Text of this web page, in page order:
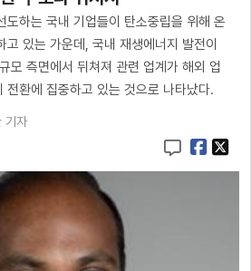
도하는 국내 기업들이 탄소중립을 위해 온
고 있는 가운데, 국내 재생에너지 발전이
모 측면에서 뒤쳐져 관련 업계가 해외 업
전환에 집중하고 있는 것으로 나타났다.
기자